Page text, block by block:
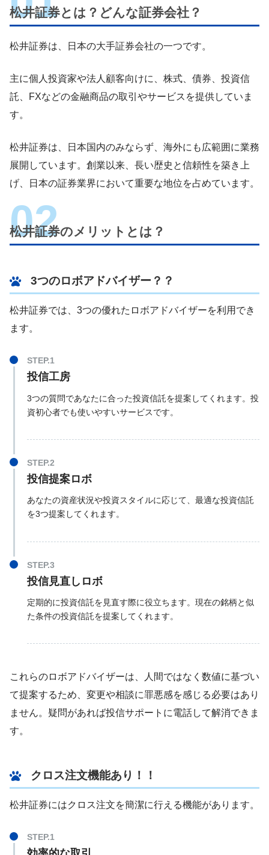
松井証券とは？どんな証券会社？
松井証券は、日本の大手証券会社の一つです。
主に個人投資家や法人顧客向けに、株式、債券、投資信
託、FXなどの金融商品の取引やサービスを提供していま
す。
松井証券は、日本国内のみならず、海外にも広範囲に業務
展開しています。創業以来、長い歴史と信頼性を築き上
げ、日本の証券業界において重要な地位を占めています。
松井証券のメリットとは？
3つのロボアドバイザー？？
松井証券では、3つの優れたロボアドバイザーを利用でき
ます。
投信工房
3つの質問であなたに合った投資信託を提案してくれます。投
資初心者でも使いやすいサービスです。
投信提案ロボ
あなたの資産状況や投資スタイルに応じて、最適な投資信託
を3つ提案してくれます。
投信見直しロボ
定期的に投資信託を見直す際に役立ちます。現在の銘柄と似
た条件の投資信託を提案してくれます。
これらのロボアドバイザーは、人間ではなく数値に基づい
て提案するため、変更や相談に罪悪感を感じる必要はあり
ません。疑問があれば投信サポートに電話して解消できま
す。
クロス注文機能あり！！
松井証券にはクロス注文を簡潔に行える機能があります。